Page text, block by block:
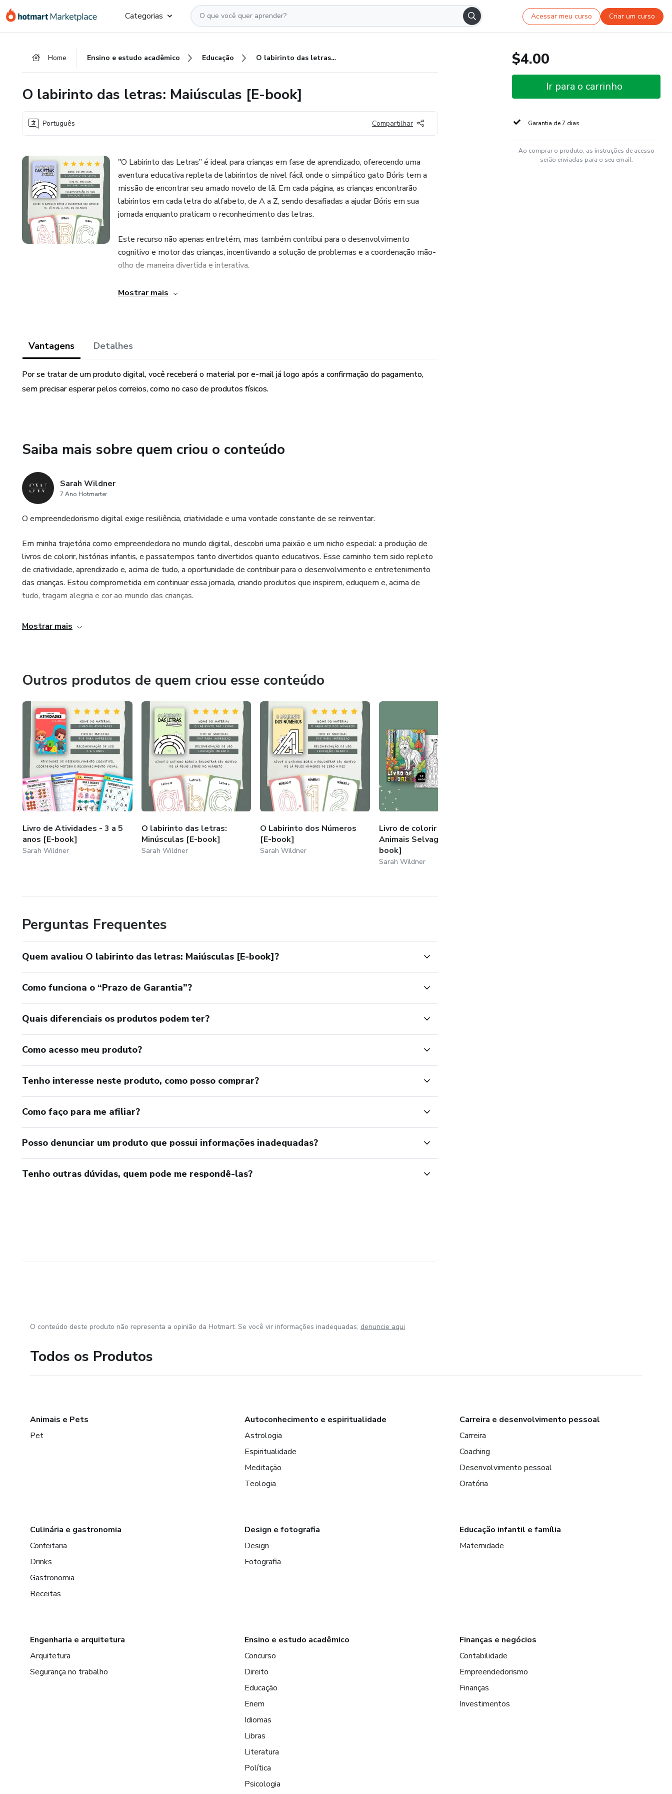
para
para
para
Categorias Acessar meu curso Criar um curso
Home Ensino e estudo acadêmico Educação O labirinto das letras: Maiúsculas [E-book]
O labirinto das letras: Maiúsculas [E-book]
Português Compartilhar
"O Labirinto das Letras” é ideal para crianças em fase de aprendizado, oferecendo uma
aventura educativa repleta de labirintos de nível fácil onde o simpático gato Bóris tem a
missão de encontrar seu amado novelo de lã. Em cada página, as crianças encontrarão
labirintos em cada letra do alfabeto, de A a Z, sendo desafiadas a ajudar Bóris em sua
jornada enquanto praticam o reconhecimento das letras.
Este recurso não apenas entretém, mas também contribui para o desenvolvimento
cognitivo e motor das crianças, incentivando a solução de problemas e a coordenação mão-
olho de maneira divertida e interativa.
Este ebook exclusivo em PDF, pronto para impressão em formato A4, está disponível nas
Mostrar mais
Vantagens Detalhes
Por se tratar de um produto digital, você receberá o material por e-mail já logo após a confirmação do pagamento,
sem precisar esperar pelos correios, como no caso de produtos físicos.
Saiba mais sobre quem criou o conteúdo
Sarah Wildner
7 Ano Hotmarter
O empreendedorismo digital exige resiliência, criatividade e uma vontade constante de se reinventar.
Em minha trajetória como empreendedora no mundo digital, descobri uma paixão e um nicho especial: a produção de
livros de colorir, histórias infantis, e passatempos tanto divertidos quanto educativos. Esse caminho tem sido repleto
de criatividade, aprendizado e, acima de tudo, a oportunidade de contribuir para o desenvolvimento e entretenimento
das crianças. Estou comprometida em continuar essa jornada, criando produtos que inspirem, eduquem e, acima de
tudo, tragam alegria e cor ao mundo das crianças.
Mostrar mais
Outros produtos de quem criou esse conteúdo
Livro de Atividades - 3 a 5
anos [E-book]
Sarah Wildner
O labirinto das letras:
Minúsculas [E-book]
Sarah Wildner
O Labirinto dos Números
[E-book]
Sarah Wildner
Livro de colorir infantil:
Animais Selvagens [E-
book]
Sarah Wildner
Perguntas Frequentes
Quem avaliou O labirinto das letras: Maiúsculas [E-book]?
Como funciona o “Prazo de Garantia”?
Quais diferenciais os produtos podem ter?
Como acesso meu produto?
Tenho interesse neste produto, como posso comprar?
Como faço para me afiliar?
Posso denunciar um produto que possui informações inadequadas?
Tenho outras dúvidas, quem pode me respondê-las?
$4.00
Ir para o carrinho
Garantia de 7 dias
Ao comprar o produto, as instruções de acesso
serão enviadas para o seu email.
O conteúdo deste produto não representa a opinião da Hotmart. Se você vir informações inadequadas, denuncie aqui
Todos os Produtos
Animais e Pets
Pet
Autoconhecimento e espiritualidade
Astrologia
Espiritualidade
Meditação
Teologia
Carreira e desenvolvimento pessoal
Carreira
Coaching
Desenvolvimento pessoal
Oratória
Culinária e gastronomia
Confeitaria
Drinks
Gastronomia
Receitas
Design e fotografia
Design
Fotografia
Educação infantil e família
Maternidade
Engenharia e arquitetura
Arquitetura
Segurança no trabalho
Ensino e estudo acadêmico
Concurso
Direito
Educação
Enem
Idiomas
Libras
Literatura
Política
Psicologia
Finanças e negócios
Contabilidade
Empreendedorismo
Finanças
Investimentos